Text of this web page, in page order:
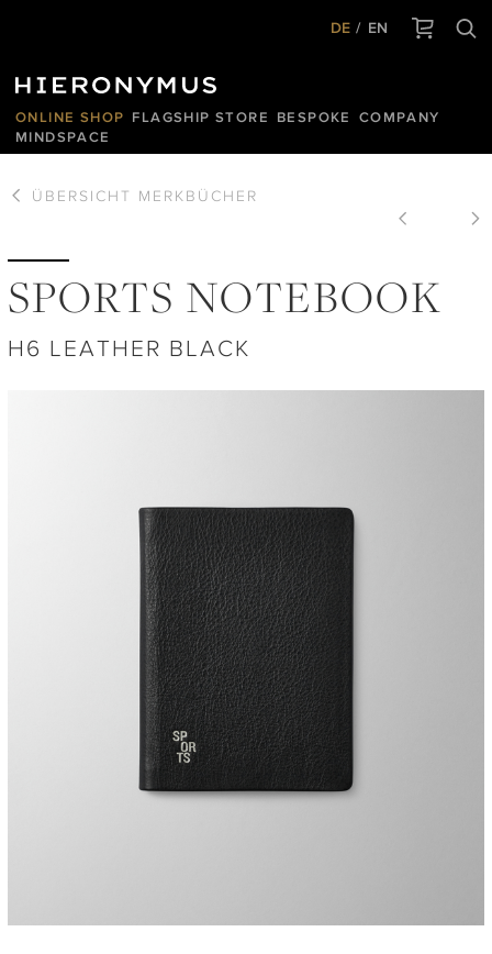
DE EN
ONLINE SHOP FLAGSHIP STORE BESPOKE
COMPANY
MINDSPACE
ÜBERSICHT MERKBÜCHER
SPORTS NOTEBOOK
H6 LEATHER BLACK